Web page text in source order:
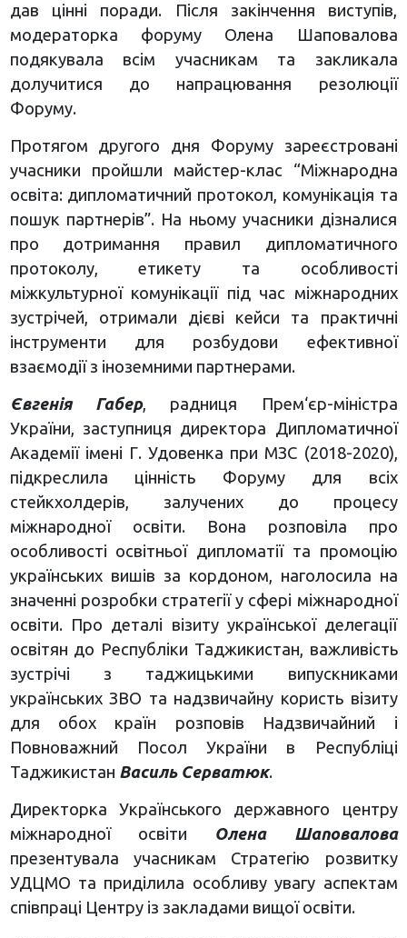
дав цінні поради. Після закінчення виступів,
модераторка форуму Олена Шаповалова
подякувала всім учасникам та закликала
долучитися до напрацювання резолюції
Форуму.
Протягом другого дня Форуму зареєстровані
учасники пройшли майстер-клас “Міжнародна
освіта: дипломатичний протокол, комунікація та
пошук партнерів”. На ньому учасники дізналися
про дотримання правил дипломатичного
протоколу, етикету та особливості
міжкультурної комунікації під час міжнародних
зустрічей, отримали дієві кейси та практичні
інструменти для розбудови ефективної
взаємодії з іноземними партнерами.
Євгенія Габер, радниця Прем‘єр-міністра
України, заступниця директора Дипломатичної
Академії імені Г. Удовенка при МЗС (2018-2020),
підкреслила цінність Форуму для всіх
стейкхолдерів, залучених до процесу
міжнародної освіти. Вона розповіла про
особливості освітньої дипломатії та промоцію
українських вишів за кордоном, наголосила на
значенні розробки стратегії у сфері міжнародної
освіти. Про деталі візиту української делегації
освітян до Республіки Таджикистан, важливість
зустрічі з таджицькими випускниками
українських ЗВО та надзвичайну користь візиту
для обох країн розповів Надзвичайний і
Повноважний Посол України в Республіці
Таджикистан Василь Серватюк.
Директорка Українського державного центру
міжнародної освіти Олена Шаповалова
презентувала учасникам Стратегію розвитку
УДЦМО та приділила особливу увагу аспектам
співпраці Центру із закладами вищої освіти.